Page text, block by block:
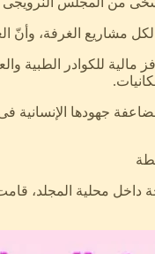
مشاريع الغرفة، وأنّ
للكوادر الطبية
جهودها